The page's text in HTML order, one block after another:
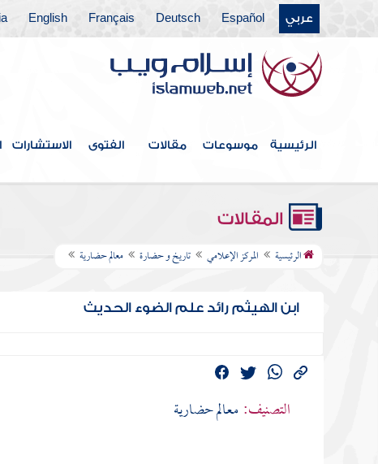
عربي Español
Deutsch
Français
English
الرئيسية موسوعات مقالات الفتوى الاستشارات
المقالات
الرئيسية المركز الإعلامي تاريخ و حضارة معالم حضارية
ابن الهيثم رائد علم الضوء الحديث
التصنيف: معالم حضارية